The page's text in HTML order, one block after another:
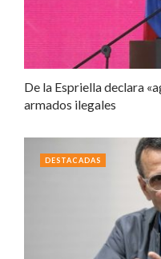
De la Espriella declara
armados ilegales
DESTACADAS